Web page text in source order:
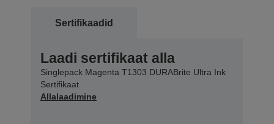
Sertifikaadid
Laadi sertifikaat alla
Singlepack Magenta T1303 DURABrite Ultra Ink
Sertifikaat
Allalaadimine